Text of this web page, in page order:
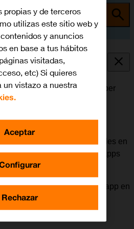
app en el móvil, puede haber
apps no están disponibles en
puede ser que las mismas apps
diferentes.
o esperar a que esa app en
el país.
propias y de terceros
utilizas este sitio web y
y anuncios
en base a tus hábitos
visitadas,
etc) Si quieres
un vistazo a nuestra
Rechazar
Aceptar